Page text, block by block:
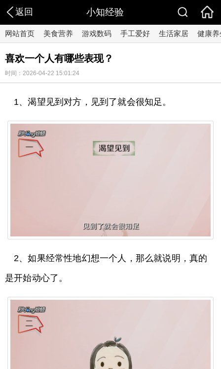
返回 小知经验
网站首页 美食营养 游戏数码 手工爱好 生活家居 健康养
喜欢一个人有哪些表现？
时间：2026-04-22 15:01:24
1、渴望见到对方，见到了就会很知足。
2、如果经常性地幻想一个人，那么就说明，真的
是开始动心了。